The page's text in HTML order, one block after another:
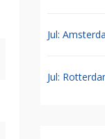
Jul:
Jul: